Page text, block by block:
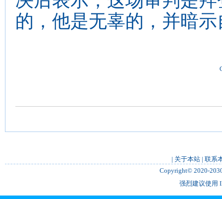
的，他是无辜的，并暗
| 关于本站 | 联系
Copyright© 2020-
强烈建议使用